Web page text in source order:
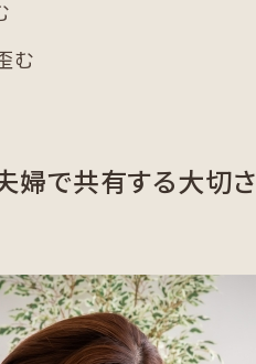
む
婦で共有する大切さ